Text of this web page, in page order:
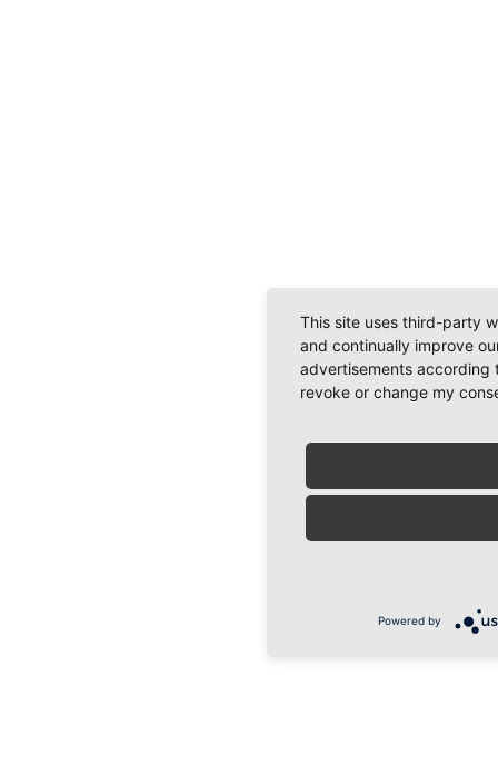
This site uses third-party
and continually improve
advertisements according
revoke or change my
Powered by